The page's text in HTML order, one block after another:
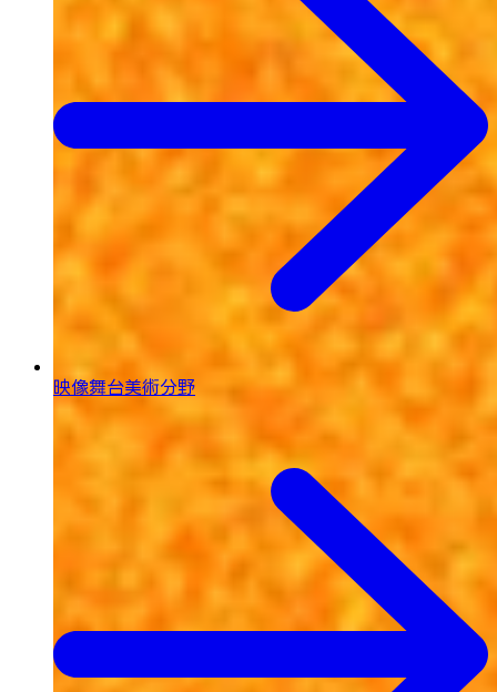
映像舞台美術分野